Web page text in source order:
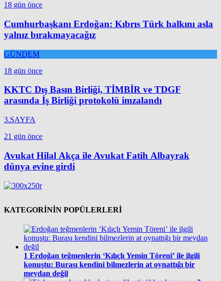
18 gün önce
Cumhurbaşkanı Erdoğan: Kıbrıs Türk halkını asla
yalnız bırakmayacağız
GÜNDEM
18 gün önce
KKTC Dış Basın Birliği, TİMBİR ve TDGF
arasında İş Birliği protokolü imzalandı
3.SAYFA
21 gün önce
Avukat Hilal Akça ile Avukat Fatih Albayrak
dünya evine girdi
KATEGORİNİN POPÜLERLERİ
1 Erdoğan teğmenlerin ‘Kılıçlı Yemin Töreni’ ile ilgili
konuştu: Burası kendini bilmezlerin at oynattığı bir
meydan değil